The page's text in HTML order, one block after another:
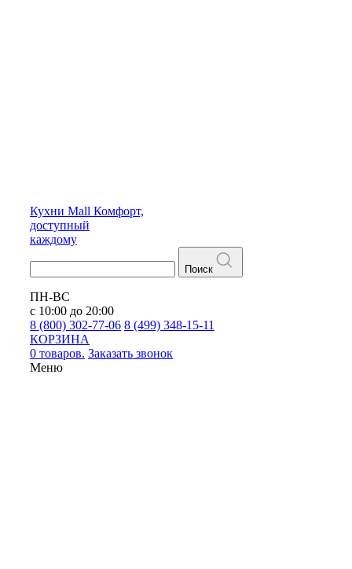
Кухни Mall Комфорт,
доступный
каждому
Поиск
ПН-ВС
с 10:00 до 20:00
8 (800) 302-77-06 8 (499) 348-15-11
КОРЗИНА
0 товаров. Заказать звонок
Меню